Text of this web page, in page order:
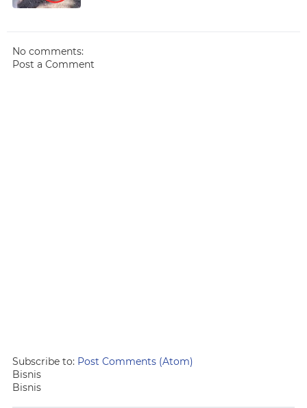
No comments:
Post a Comment
Subscribe to: Post Comments (Atom)
Bisnis
Bisnis